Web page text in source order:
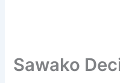
Sawako